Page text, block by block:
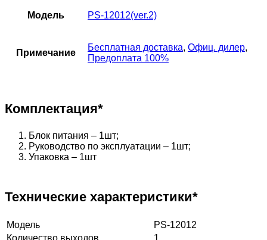
Модель PS-12012(ver.2)
Примечание
Бесплатная доставка, Офиц. дилер,
Предоплата 100%
Комплектация*
Блок питания – 1шт;
Руководство по эксплуатации – 1шт;
Упаковка – 1шт
Технические характеристики*
Модель
PS-12012
Количество выходов
1